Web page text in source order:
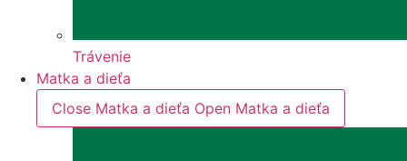
Trávenie
Matka a dieťa
Close Matka a dieťa Open Matka a dieťa